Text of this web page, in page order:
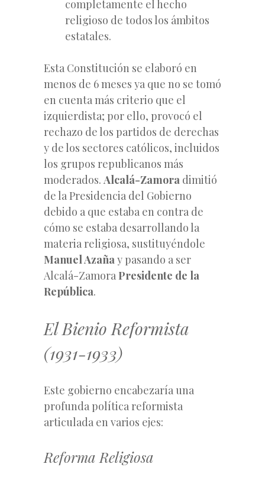
completamente el hecho
religioso de todos los ámbitos
estatales.
Esta Constitución se elaboró en
menos de 6 meses ya que no se tomó
en cuenta más criterio que el
izquierdista; por ello, provocó el
rechazo de los partidos de derechas
y de los sectores católicos, incluidos
los grupos republicanos más
moderados. Alcalá-Zamora dimitió
de la Presidencia del Gobierno
debido a que estaba en contra de
cómo se estaba desarrollando la
materia religiosa, sustituyéndole
Manuel Azañay pasando a ser
Alcalá-Zamora Presidente de la
República.
El Bienio Reformista
(1931-1933)
Este gobierno encabezaría una
profunda política reformista
articulada en varios ejes:
Reforma Religiosa